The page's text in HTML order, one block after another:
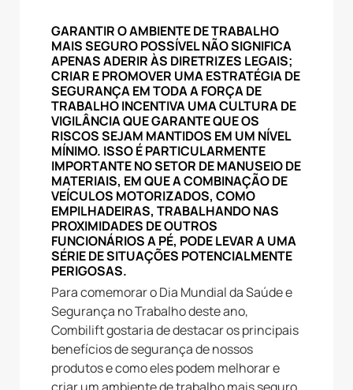
GARANTIR O AMBIENTE DE TRABALHO
MAIS SEGURO POSSÍVEL NÃO SIGNIFICA
APENAS ADERIR ÀS DIRETRIZES LEGAIS;
CRIAR E PROMOVER UMA ESTRATÉGIA DE
SEGURANÇA EM TODA A FORÇA DE
TRABALHO INCENTIVA UMA CULTURA DE
VIGILÂNCIA QUE GARANTE QUE OS
RISCOS SEJAM MANTIDOS EM UM NÍVEL
MÍNIMO. ISSO É PARTICULARMENTE
IMPORTANTE NO SETOR DE MANUSEIO DE
MATERIAIS, EM QUE A COMBINAÇÃO DE
VEÍCULOS MOTORIZADOS, COMO
EMPILHADEIRAS, TRABALHANDO NAS
PROXIMIDADES DE OUTROS
FUNCIONÁRIOS A PÉ, PODE LEVAR A UMA
SÉRIE DE SITUAÇÕES POTENCIALMENTE
PERIGOSAS.
Para comemorar o Dia Mundial da Saúde e
Segurança no Trabalho deste ano,
Combilift gostaria de destacar os principais
benefícios de segurança de nossos
produtos e como eles podem melhorar e